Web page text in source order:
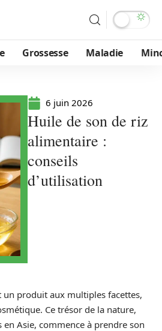
Grossesse Maladie
6 juin 2026
Huile de son de riz
alimentaire :
conseils
d’utilisation
un produit aux multiples facettes,
Ce trésor de la nature,
en Asie, commence à prendre son